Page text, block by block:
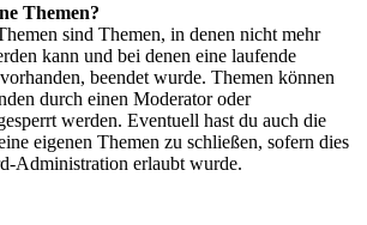
Themen?
sind Themen, in denen nicht mehr
kann und bei denen eine laufende
beendet wurde. Themen können
durch einen Moderator oder
werden. Eventuell hast du auch die
eigenen Themen zu schließen, sofern dies
Administration erlaubt wurde.